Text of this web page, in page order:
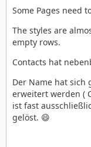
Some Pages need
The styles are
empty rows.
Contacts hat
Der Name hat sich
erweitert werden (
ist fast
gelöst. 😄